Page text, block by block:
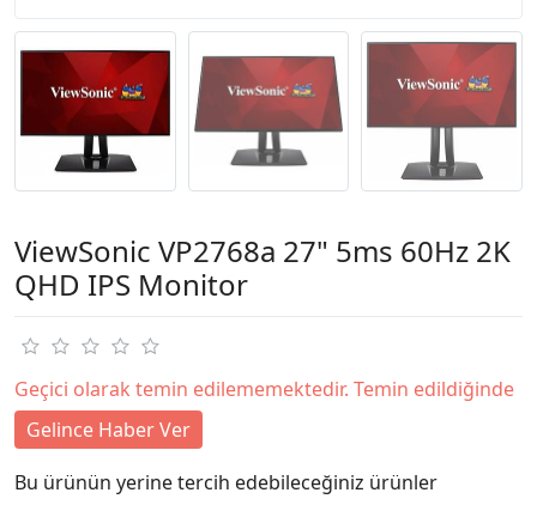
ViewSonic VP2768a 27" 5ms 60Hz 2K
QHD IPS Monitor
Geçici olarak temin edilememektedir. Temin edildiğinde
Gelince Haber Ver
Bu ürünün yerine tercih edebileceğiniz ürünler